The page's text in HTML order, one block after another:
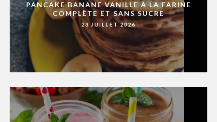
PANCAKE BANANE VANILLE À LA FARINE
COMPLÈTE ET SANS SUCRE
23 JUILLET 2026